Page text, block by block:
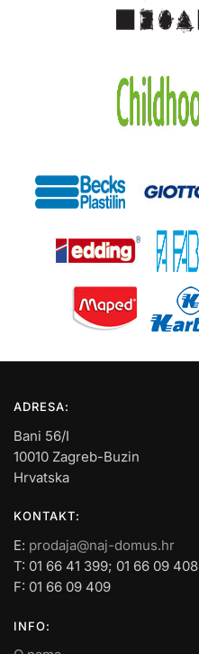
ADRESA:
Bani 56/I
10010 Zagreb-Buzin
Hrvatska
KONTAKT:
E: prodaja@naj-domus.hr
T: 01 66 41 399; 01 66 09 408
F: 01 66 09 409
INFO: